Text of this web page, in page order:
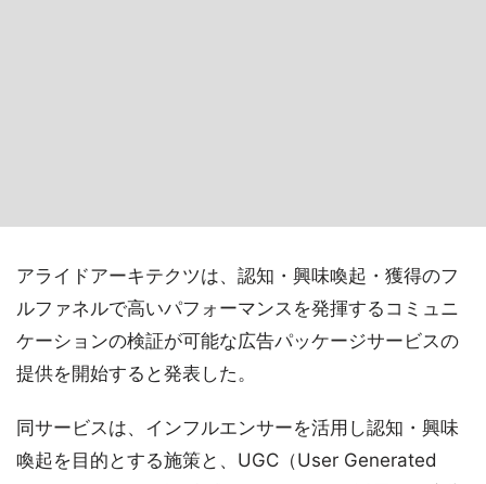
アライドアーキテクツは、認知・興味喚起・獲得のフ
ルファネルで高いパフォーマンスを発揮するコミュニ
ケーションの検証が可能な広告パッケージサービスの
提供を開始すると発表した。
同サービスは、インフルエンサーを活用し認知・興味
喚起を目的とする施策と、UGC（User Generated